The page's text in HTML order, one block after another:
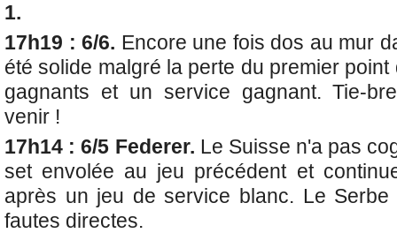
1.
17h19 : 6/6. Encore une fois dos au mur
été solide malgré la perte du premier
gagnants et un service gagnant. Tie-
venir !
17h14 : 6/5 Federer. Le Suisse n'a pas
set envolée au jeu précédent et
après un jeu de service blanc. Le
fautes directes.